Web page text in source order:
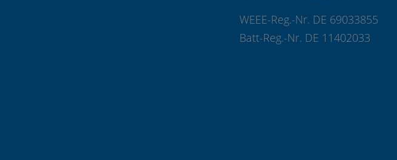
WEEE-Reg.-Nr. DE 69033855
Batt-Reg.-Nr. DE 11402033